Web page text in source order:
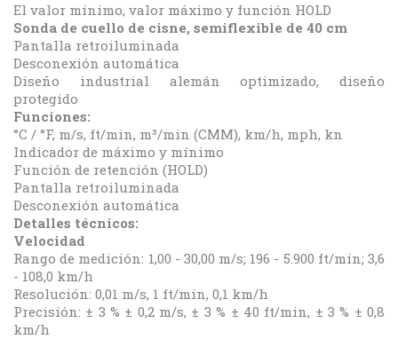
El valor mínimo, valor máximo y función HOLD
Sonda de cuello de cisne, semiflexible de 40 cm
Pantalla retroiluminada
Desconexión automática
Diseño industrial alemán optimizado, diseño
protegido
Funciones:
°C / °F, m/s, ft/min, m³/min (CMM), km/h, mph, kn
Indicador de máximo y mínimo
Función de retención (HOLD)
Pantalla retroiluminada
Desconexión automática
Detalles técnicos:
Velocidad
Rango de medición: 1,00 - 30,00 m/s; 196 - 5.900 ft/min; 3,6
- 108,0 km/h
Resolución: 0,01 m/s, 1 ft/min, 0,1 km/h
Precisión: ± 3 % ± 0,2 m/s, ± 3 % ± 40 ft/min, ± 3 % ± 0,8
km/h